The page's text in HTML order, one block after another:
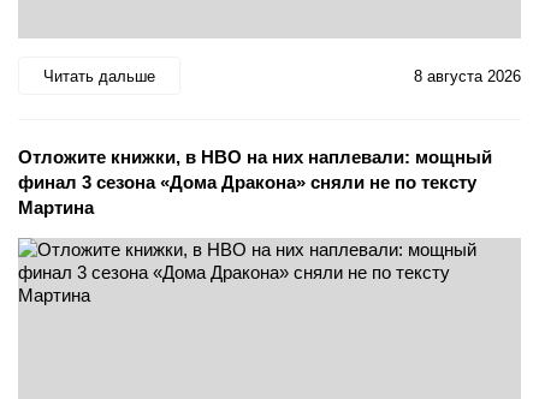
Читать дальше 8 августа 2026
Отложите книжки, в HBO на них наплевали: мощный
финал 3 сезона «Дома Дракона» сняли не по тексту
Мартина